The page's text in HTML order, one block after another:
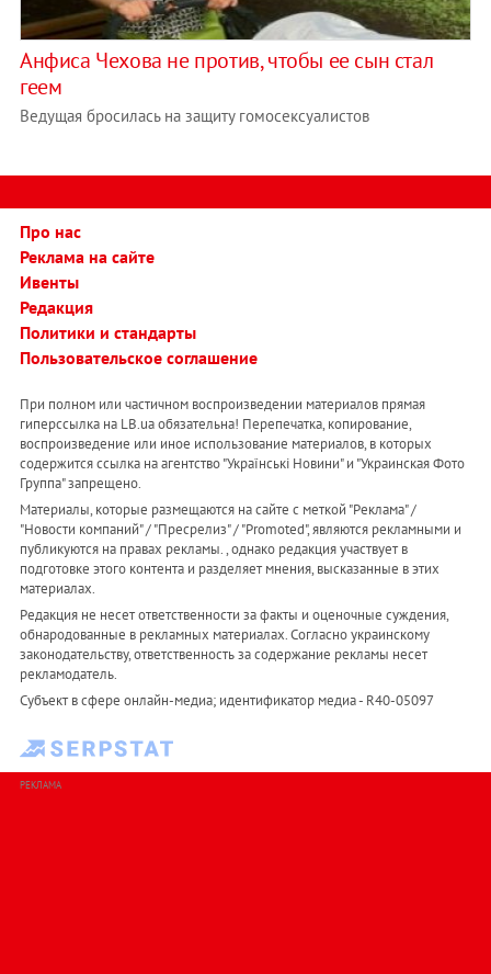
Анфиса Чехова не против, чтобы ее сын стал
геем
Ведущая бросилась на защиту гомосексуалистов
Про нас
Реклама на сайте
Ивенты
Редакция
Политики и стандарты
Пользовательское соглашение
При полном или частичном воспроизведении материалов прямая
гиперссылка на LB.ua обязательна! Перепечатка, копирование,
воспроизведение или иное использование материалов, в которых
содержится ссылка на агентство "Українськi Новини" и "Украинская Фото
Группа" запрещено.
Материалы, которые размещаются на сайте с меткой "Реклама" /
"Новости компаний" / "Пресрелиз" / "Promoted", являются рекламными и
публикуются на правах рекламы. , однако редакция участвует в
подготовке этого контента и разделяет мнения, высказанные в этих
материалах.
Редакция не несет ответственности за факты и оценочные суждения,
обнародованные в рекламных материалах. Согласно украинскому
законодательству, ответственность за содержание рекламы несет
рекламодатель.
Субъект в сфере онлайн-медиа; идентификатор медиа - R40-05097
РЕКЛАМА